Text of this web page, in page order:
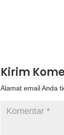
Kirim
Alamat email Anda